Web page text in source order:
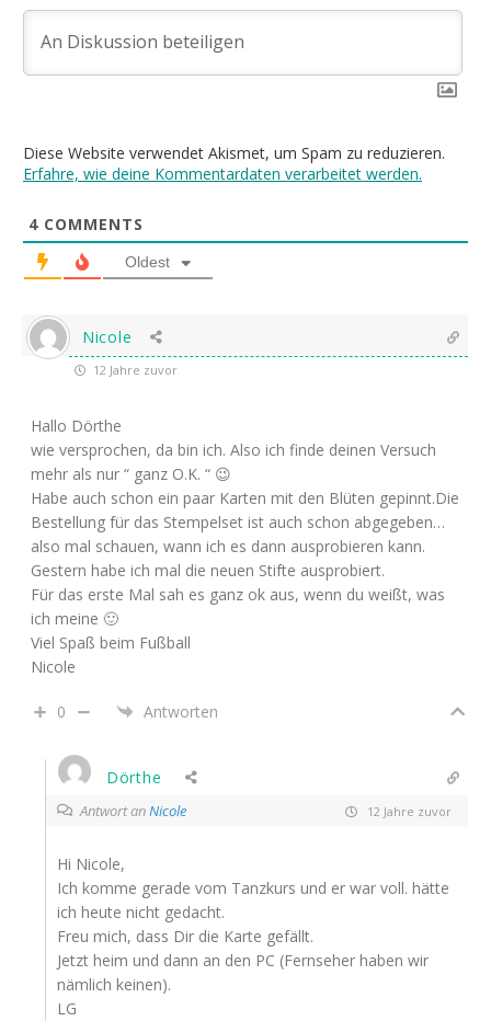
Diese Website verwendet Akismet, um Spam zu reduzieren.
Erfahre, wie deine Kommentardaten verarbeitet werden.
4 COMMENTS
Oldest
Nicole
12 Jahre zuvor
Hallo Dörthe
wie versprochen, da bin ich. Also ich finde deinen Versuch
mehr als nur “ ganz O.K. “ 😉
Habe auch schon ein paar Karten mit den Blüten gepinnt.Die
Bestellung für das Stempelset ist auch schon abgegeben…
also mal schauen, wann ich es dann ausprobieren kann.
Gestern habe ich mal die neuen Stifte ausprobiert.
Für das erste Mal sah es ganz ok aus, wenn du weißt, was
ich meine 🙂
Viel Spaß beim Fußball
Nicole
0 Antworten
Dörthe
Antwort anNicole 12 Jahre zuvor
Hi Nicole,
Ich komme gerade vom Tanzkurs und er war voll. hätte
ich heute nicht gedacht.
Freu mich, dass Dir die Karte gefällt.
Jetzt heim und dann an den PC (Fernseher haben wir
nämlich keinen).
LG